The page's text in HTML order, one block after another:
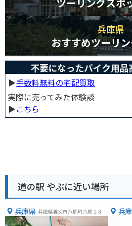
兵庫県
おすすめツーリ
不要になったバイク用品
▶︎手数料無料の宅配買取
実際に売ってみた体験談
▶︎こちら
道の駅 やぶに近い場所
兵庫県 兵庫県養父市八鹿町八鹿１８７
８−１
兵